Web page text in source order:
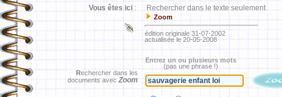
Vous êtes ici : Rechercher dans le texte seulement
Zoom
édition originale 31-07-2002
actualisée le 20-05-2008
Rechercher dans les
documents avec Zoom
Entrez un ou plusieurs mots
(pas une phrase !)